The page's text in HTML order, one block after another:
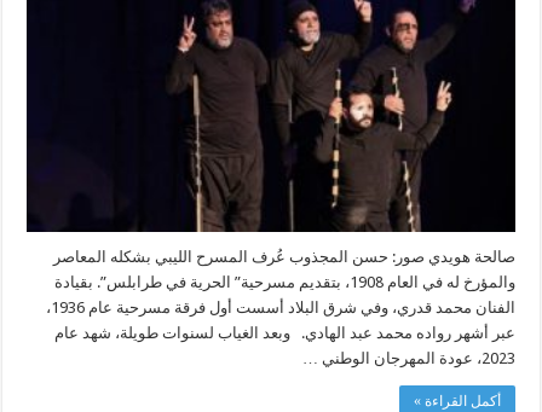
المسرح
مغلقة
صالحة هويدي صور: حسن المجذوب عُرف المسرح الليبي بشكله المعاصر
والمؤرخ له في العام 1908، بتقديم مسرحية” الحرية في طرابلس”. بقيادة
الفنان محمد قدري، وفي شرق البلاد أسست أول فرقة مسرحية عام 1936،
عبر أشهر رواده محمد عبد الهادي. وبعد الغياب لسنوات طويلة، شهد عام
2023، عودة المهرجان الوطني …
أكمل القراءة »